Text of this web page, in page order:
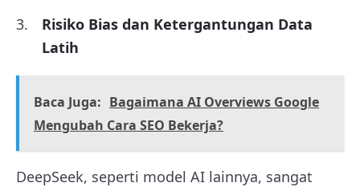
Risiko Bias dan Ketergantungan Data
Latih
Baca Juga: Bagaimana AI Overviews Google
Mengubah Cara SEO Bekerja?
DeepSeek, seperti model AI lainnya, sangat